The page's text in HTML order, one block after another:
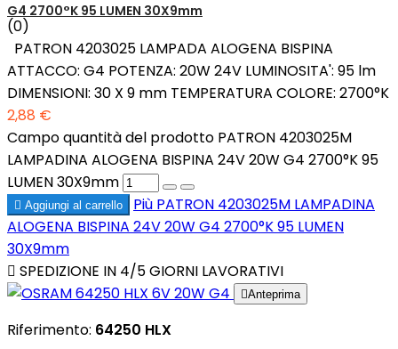
G4 2700°K 95 LUMEN 30X9mm
(0)
PATRON 4203025 LAMPADA ALOGENA BISPINA
ATTACCO: G4 POTENZA: 20W 24V LUMINOSITA': 95 lm
DIMENSIONI: 30 X 9 mm TEMPERATURA COLORE: 2700°K
2,88 €
Campo quantità del prodotto PATRON 4203025M
LAMPADINA ALOGENA BISPINA 24V 20W G4 2700°K 95
LUMEN 30X9mm
 Aggiungi al carrello Più PATRON 4203025M LAMPADINA
ALOGENA BISPINA 24V 20W G4 2700°K 95 LUMEN
30X9mm
 SPEDIZIONE IN 4/5 GIORNI LAVORATIVI
Anteprima
Riferimento: 64250 HLX